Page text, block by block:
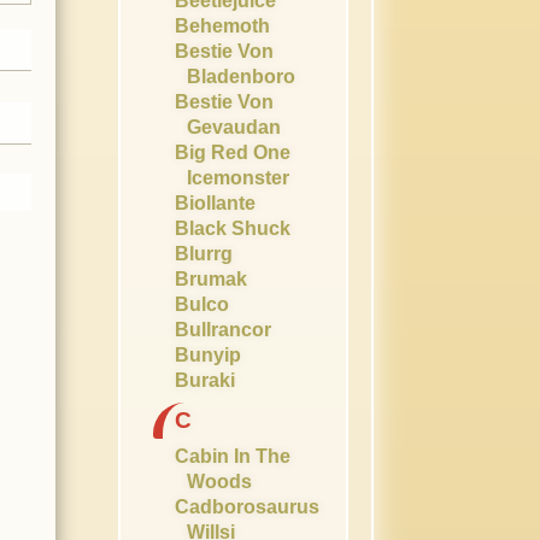
Behemoth
Bestie Von
Bladenboro
Bestie Von
Gevaudan
Big Red One
Icemonster
Biollante
Black Shuck
Blurrg
Brumak
Bulco
Bullrancor
Bunyip
Buraki
C
Cabin In The
Woods
Cadborosaurus
Willsi